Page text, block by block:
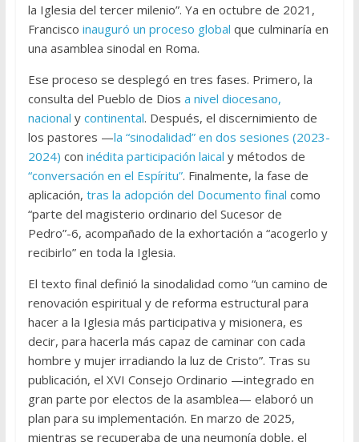
la Iglesia del tercer milenio”. Ya en octubre de 2021,
Francisco inauguró un proceso global que culminaría en
una asamblea sinodal en Roma.
Ese proceso se desplegó en tres fases. Primero, la
consulta del Pueblo de Dios a nivel diocesano,
nacional y continental. Después, el discernimiento de
los pastores —la “sinodalidad” en dos sesiones (2023-
2024) con inédita participación laical y métodos de
“conversación en el Espíritu”. Finalmente, la fase de
aplicación, tras la adopción del Documento final como
“parte del magisterio ordinario del Sucesor de
Pedro”-6, acompañado de la exhortación a “acogerlo y
recibirlo” en toda la Iglesia.
El texto final definió la sinodalidad como “un camino de
renovación espiritual y de reforma estructural para
hacer a la Iglesia más participativa y misionera, es
decir, para hacerla más capaz de caminar con cada
hombre y mujer irradiando la luz de Cristo”. Tras su
publicación, el XVI Consejo Ordinario —integrado en
gran parte por electos de la asamblea— elaboró un
plan para su implementación. En marzo de 2025,
mientras se recuperaba de una neumonía doble, el